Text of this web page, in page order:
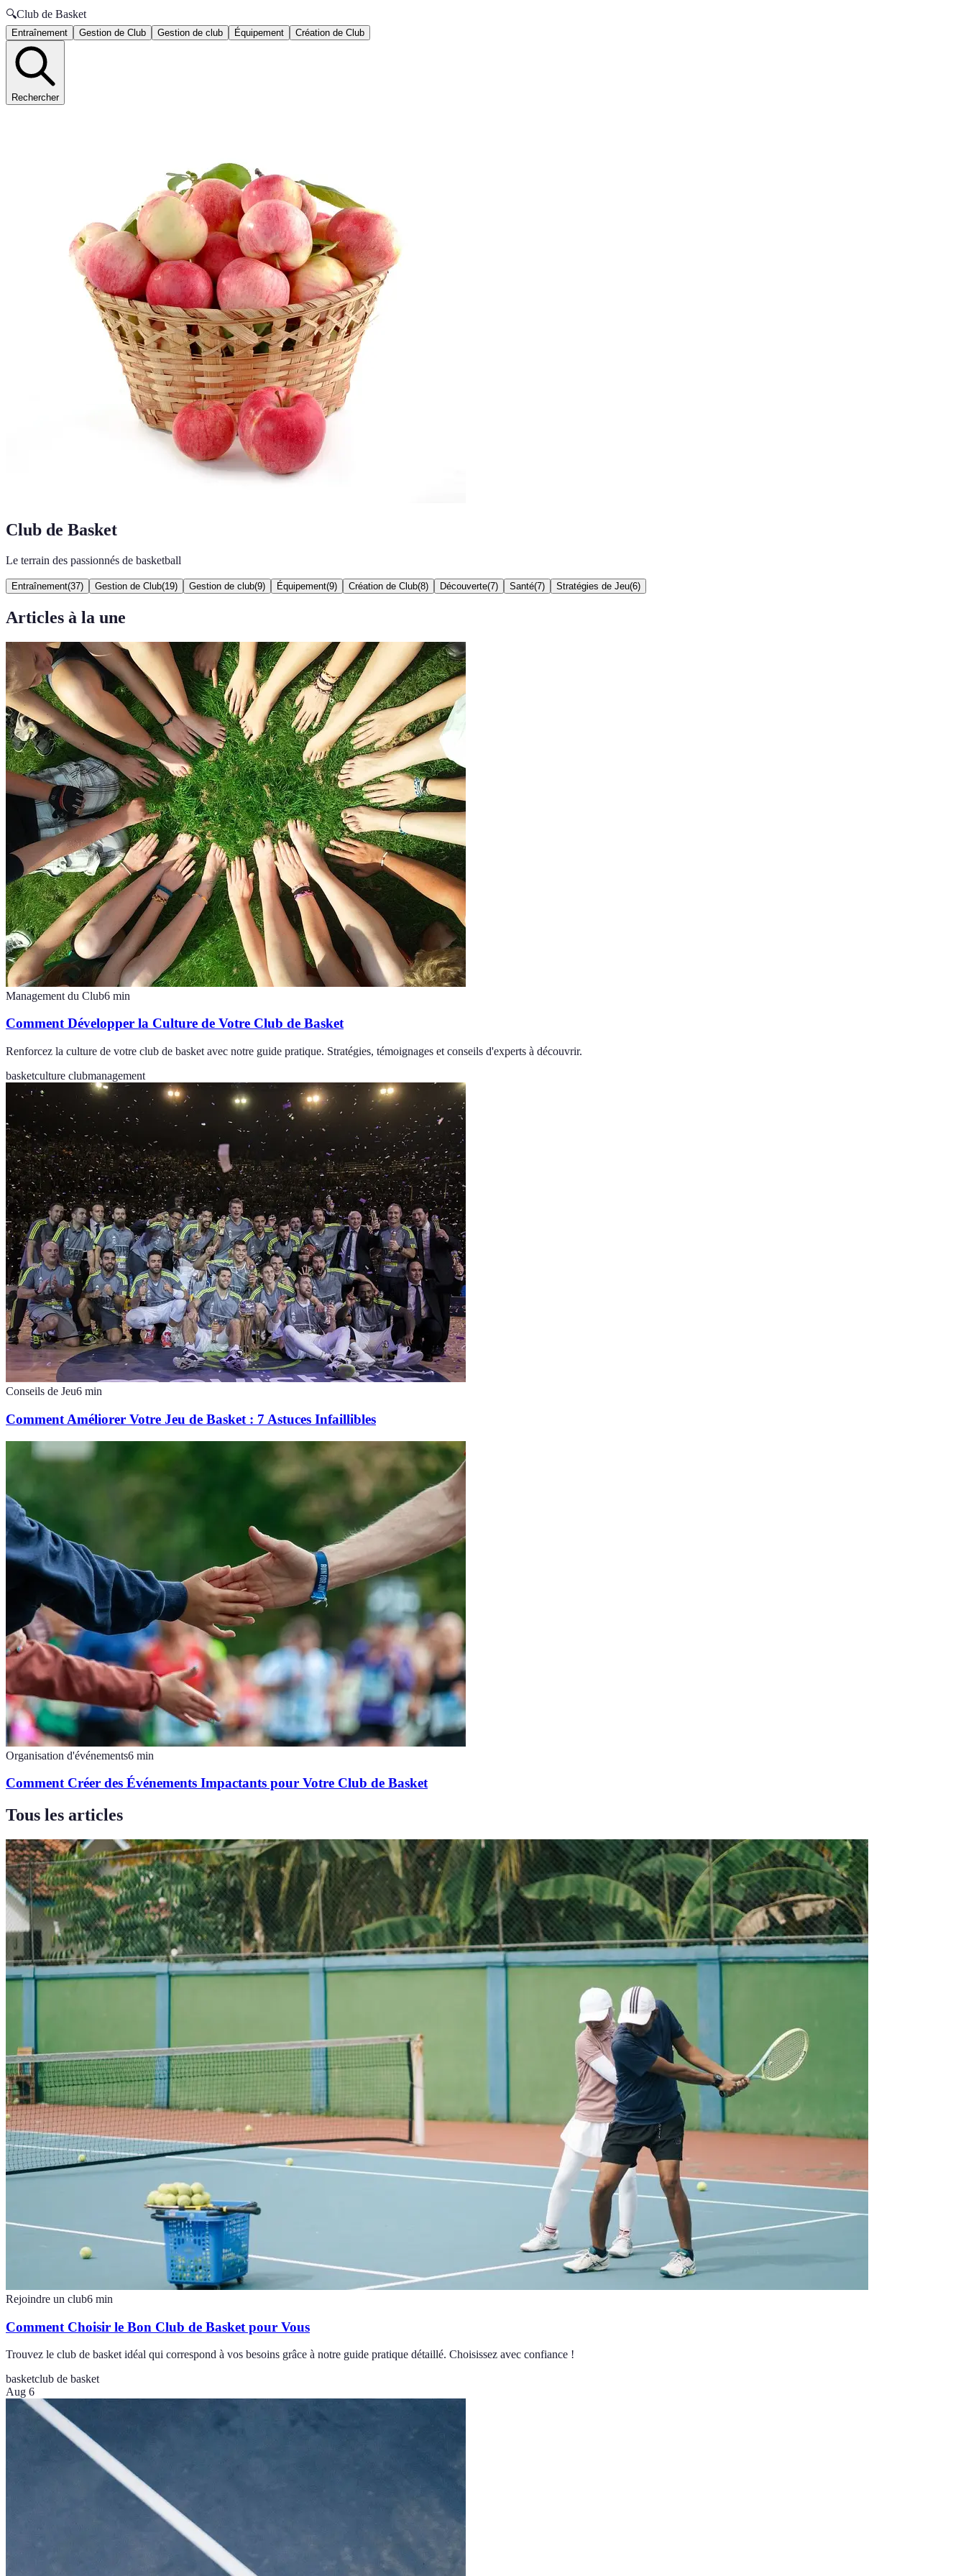
🔍Club de Basket
Entraînement Gestion de Club Gestion de club Équipement Création de Club
Rechercher
Club de Basket
Le terrain des passionnés de basketball
Entraînement(37) Gestion de Club(19) Gestion de club(9) Équipement(9) Création de Club(8) Découverte(7) Santé(7) Stratégies de Jeu(6)
Articles à la une
Management du Club6 min
Comment Développer la Culture de Votre Club de Basket
Renforcez la culture de votre club de basket avec notre guide pratique. Stratégies, témoignages et conseils d'experts à découvrir.
basketculture clubmanagement
Conseils de Jeu6 min
Comment Améliorer Votre Jeu de Basket : 7 Astuces Infaillibles
Organisation d'événements6 min
Comment Créer des Événements Impactants pour Votre Club de Basket
Tous les articles
Rejoindre un club6 min
Comment Choisir le Bon Club de Basket pour Vous
Trouvez le club de basket idéal qui correspond à vos besoins grâce à notre guide pratique détaillé. Choisissez avec confiance !
basketclub de basket
Aug 6